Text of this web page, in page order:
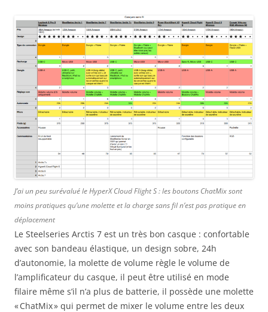
J’ai un peu surévalué le HyperX Cloud Flight S : les boutons ChatMix sont
moins pratiques qu’une molette et la charge sans fil n’est pas pratique en
déplacement
Le Steelseries Arctis 7 est un très bon casque : confortable
avec son bandeau élastique, un design sobre, 24h
d’autonomie, la molette de volume règle le volume de
l’amplificateur du casque, il peut être utilisé en mode
filaire même s’il n’a plus de batterie, il possède une molette
« ChatMix » qui permet de mixer le volume entre les deux